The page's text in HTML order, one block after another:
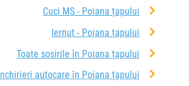
Cuci MS - Poiana țapului
Iernut - Poiana țapului
Toate sosirile în Poiana țapului
Închirieri autocare în Poiana țapului